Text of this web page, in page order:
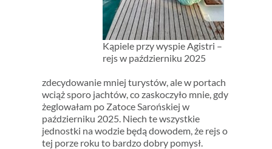
Kąpiele przy wyspie Agistri –
rejs w październiku 2025
zdecydowanie mniej turystów, ale w portach
wciąż sporo jachtów, co zaskoczyło mnie, gdy
żeglowałam po Zatoce Sarońskiej w
październiku 2025. Niech te wszystkie
jednostki na wodzie będą dowodem, że rejs o
tej porze roku to bardzo dobry pomysł.